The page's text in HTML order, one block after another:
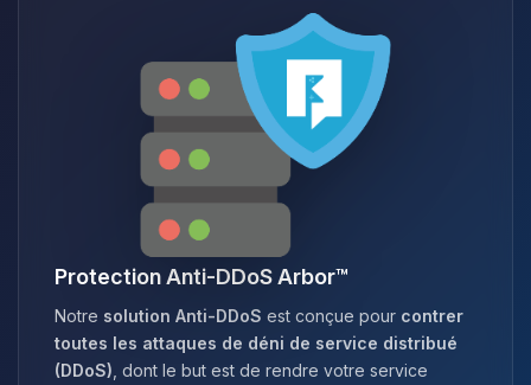
Protection Anti-DDoS Arbor™
Notre solution Anti-DDoS est conçue pour contrer
toutes les attaques de déni de service distribué
(DDoS) , dont le but est de rendre votre service